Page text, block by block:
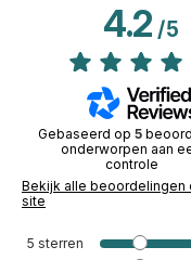
4.2/5
Gebaseerd op 5
onderworpen aan
controle
Bekijk alle beoordelingen
site
5 sterren